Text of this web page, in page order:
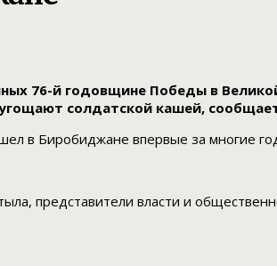
76-й годовщине Победы в
солдатской кашей,
в Биробиджане впервые за многие
представители власти и